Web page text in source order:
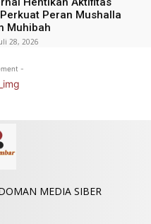
Peran Mushalla
Muhibah
28, 2026
-
MEDIA SIBER